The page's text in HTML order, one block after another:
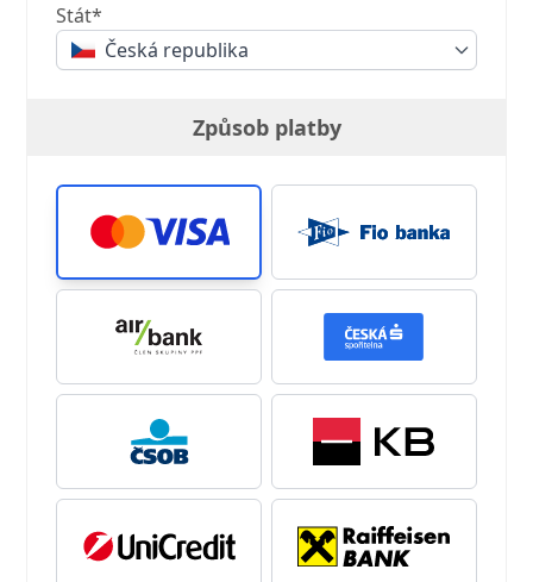
Stát*
Česká republika
Způsob platby